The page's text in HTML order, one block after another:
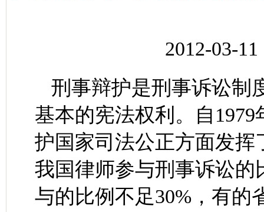
2012-03-
刑事辩护是刑事诉讼制
基本的宪法权利。自
护国家司法公正方面发
我国律师参与刑事诉讼
与的比例不足30%，有的